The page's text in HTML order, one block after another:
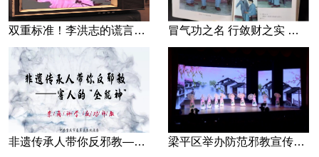
双重标准！李洪志的谎言藏不住了 冒气功之名 行敛财之实 张宏堡义女“小倩”团伙覆灭记
非遗传承人带你反邪教—害人的“全能神” 梁平区举办防范邪教宣传专场文艺演出